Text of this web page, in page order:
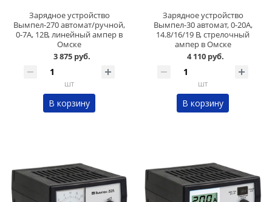
Зарядное устройство
Вымпел-270 автомат/ручной,
0-7А, 12В, линейный ампер в
Омске
3 875 руб.
шт
В корзину
Зарядное устройство
Вымпел-30 автомат, 0-20А,
14.8/16/19 В, стрелочный
ампер в Омске
4 110 руб.
шт
В корзину